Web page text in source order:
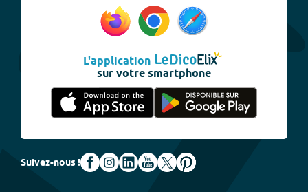
L'application
sur votre smartphone
Suivez-nous !